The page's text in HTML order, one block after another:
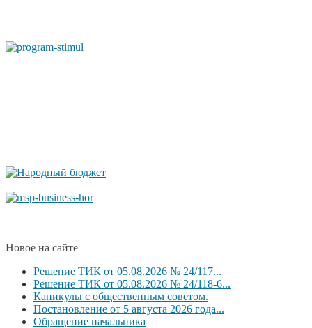
Новое на сайте
Решение ТИК от 05.08.2026 № 24/117...
Решение ТИК от 05.08.2026 № 24/118-6...
Каникулы с общественным советом.
Постановление от 5 августа 2026 года...
Обращение начальника